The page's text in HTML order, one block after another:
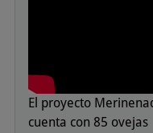
El proyecto
cuenta con 85 ovejas